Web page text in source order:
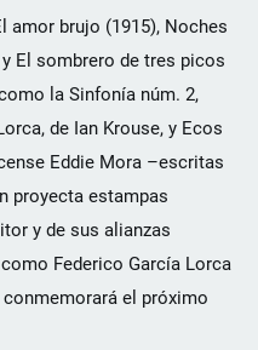
amor brujo (1915), Noches
El sombrero de tres picos
la Sinfonía núm. 2,
de Ian Krouse, y Ecos
Eddie Mora –escritas
proyecta estampas
y de sus alianzas
Federico García Lorca
el próximo